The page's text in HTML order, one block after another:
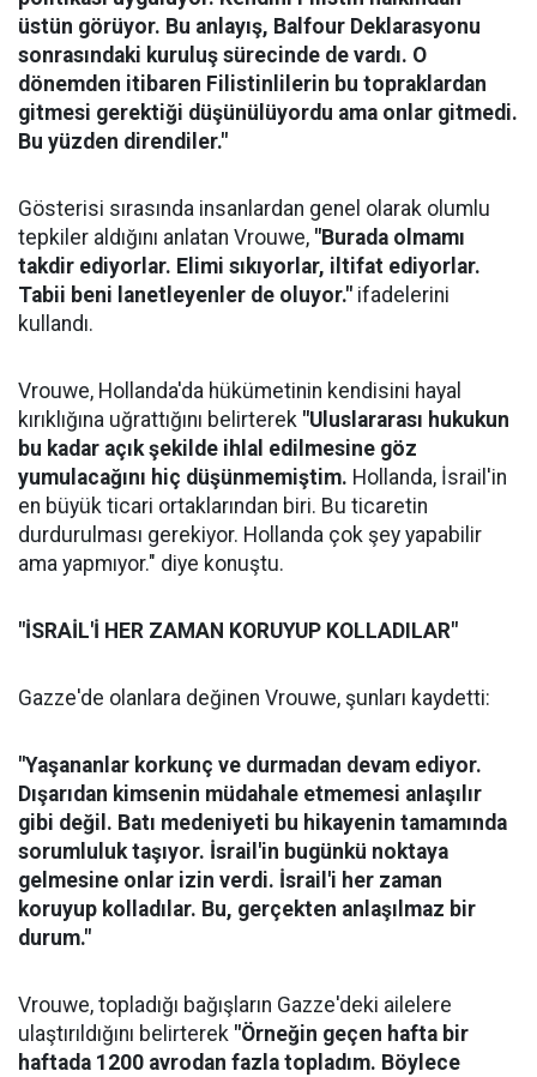
üstün görüyor. Bu anlayış, Balfour Deklarasyonu
sonrasındaki kuruluş sürecinde de vardı. O
dönemden itibaren Filistinlilerin bu topraklardan
gitmesi gerektiği düşünülüyordu ama onlar gitmedi.
Bu yüzden direndiler."
Gösterisi sırasında insanlardan genel olarak olumlu
tepkiler aldığını anlatan Vrouwe, "Burada olmamı
takdir ediyorlar. Elimi sıkıyorlar, iltifat ediyorlar.
Tabii beni lanetleyenler de oluyor." ifadelerini
kullandı.
Vrouwe, Hollanda'da hükümetinin kendisini hayal
kırıklığına uğrattığını belirterek "Uluslararası hukukun
bu kadar açık şekilde ihlal edilmesine göz
yumulacağını hiç düşünmemiştim. Hollanda, İsrail'in
en büyük ticari ortaklarından biri. Bu ticaretin
durdurulması gerekiyor. Hollanda çok şey yapabilir
ama yapmıyor." diye konuştu.
"İSRAİL'İ HER ZAMAN KORUYUP KOLLADILAR"
Gazze'de olanlara değinen Vrouwe, şunları kaydetti:
"Yaşananlar korkunç ve durmadan devam ediyor.
Dışarıdan kimsenin müdahale etmemesi anlaşılır
gibi değil. Batı medeniyeti bu hikayenin tamamında
sorumluluk taşıyor. İsrail'in bugünkü noktaya
gelmesine onlar izin verdi. İsrail'i her zaman
koruyup kolladılar. Bu, gerçekten anlaşılmaz bir
durum."
Vrouwe, topladığı bağışların Gazze'deki ailelere
ulaştırıldığını belirterek "Örneğin geçen hafta bir
haftada 1200 avrodan fazla topladım. Böylece